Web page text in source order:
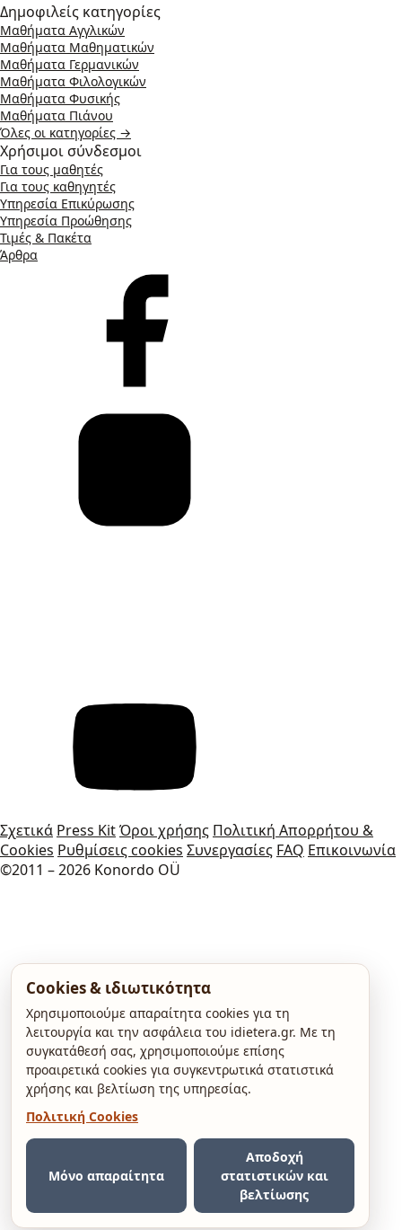
Δημοφιλείς κατηγορίες
Μαθήματα Αγγλικών
Μαθήματα Μαθηματικών
Μαθήματα Γερμανικών
Μαθήματα Φιλολογικών
Μαθήματα Φυσικής
Μαθήματα Πιάνου
Όλες οι κατηγορίες →
Χρήσιμοι σύνδεσμοι
Για τους μαθητές
Για τους καθηγητές
Υπηρεσία Επικύρωσης
Υπηρεσία Προώθησης
Τιμές & Πακέτα
Άρθρα
Σχετικά Press KitΌροι χρήσης Πολιτική Απορρήτου &
Cookies Ρυθμίσεις cookies Συνεργασίες FAQ Επικοινωνία
©2011 – 2026 Konordo OÜ
Cookies & ιδιωτικότητα
Χρησιμοποιούμε απαραίτητα cookies για τη
λειτουργία και την ασφάλεια του idietera.gr. Με τη
συγκατάθεσή σας, χρησιμοποιούμε επίσης
προαιρετικά cookies για συγκεντρωτικά στατιστικά
χρήσης και βελτίωση της υπηρεσίας.
Πολιτική Cookies
Μόνο απαραίτητα
Αποδοχή
στατιστικών και
βελτίωσης